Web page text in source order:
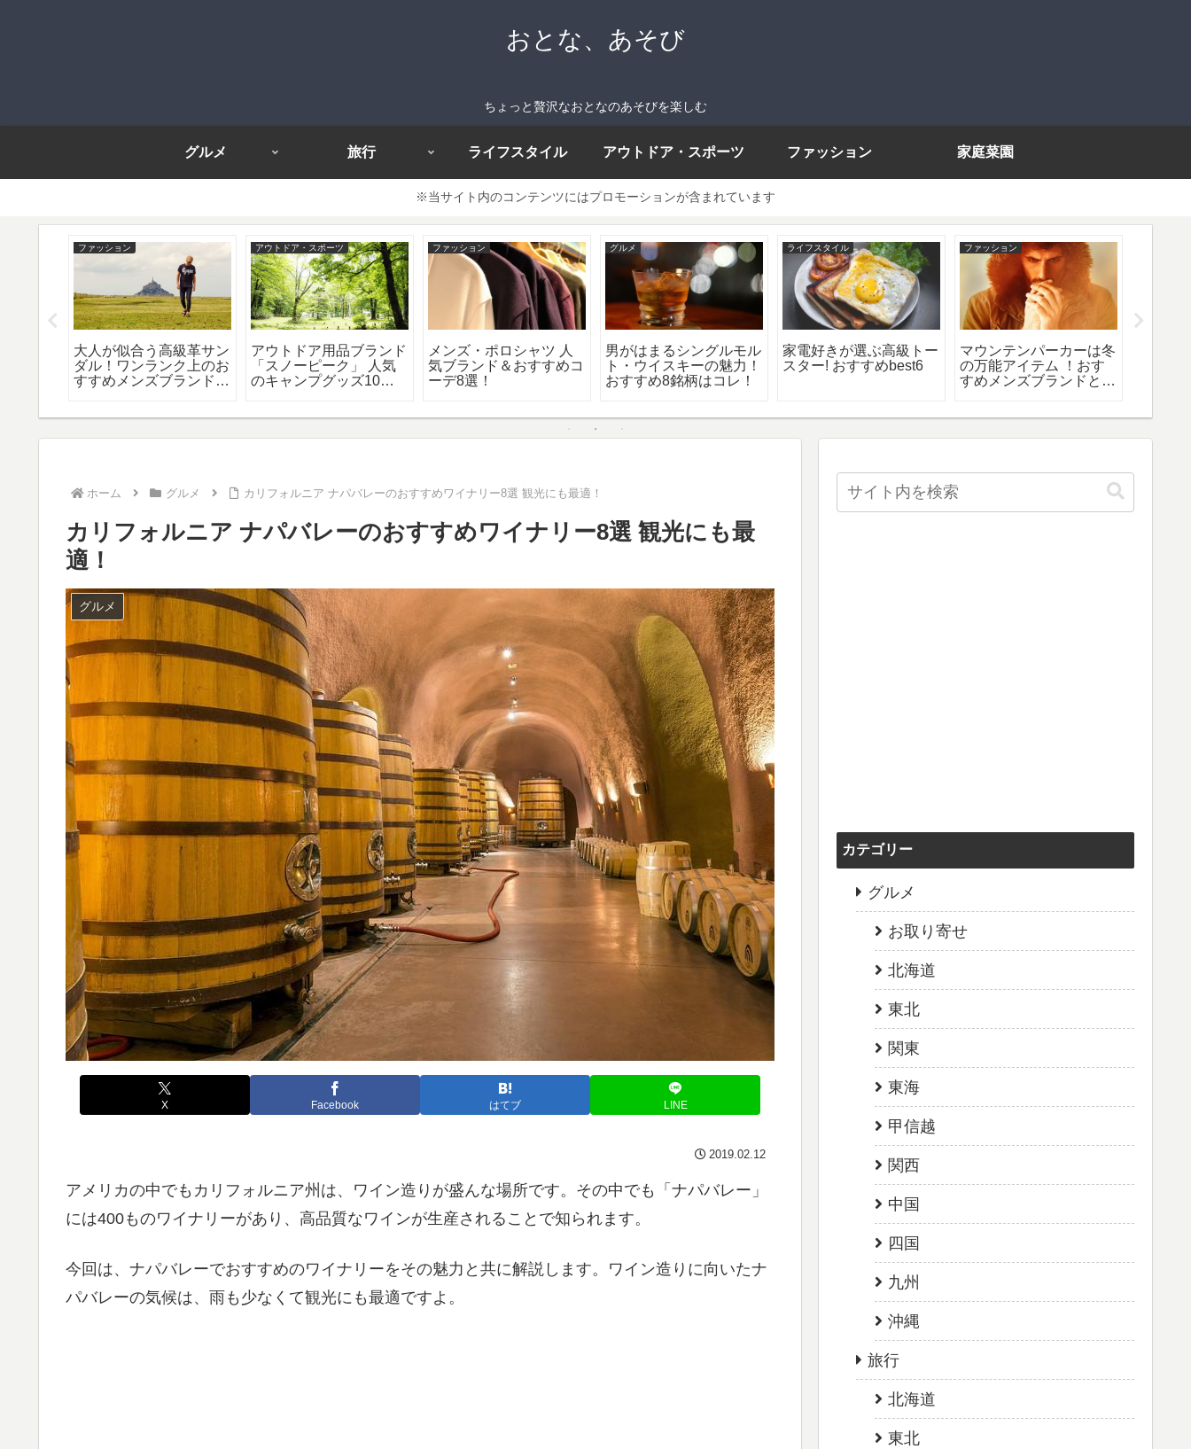
おとな、あそび
ちょっと贅沢なおとなのあそびを楽しむ
グルメ 旅行 ライフスタイル アウトドア・スポーツ ファッション 家庭菜園
※当サイト内のコンテンツにはプロモーションが含まれています
ファッション
大人が似合う高級革サン
ダル！ワンランク上のお
すすめメンズブランド8
アウトドア・スポーツ
アウトドア用品ブランド
「スノーピーク」 人気
のキャンプグッズ10
ファッション
メンズ・ポロシャツ 人
気ブランド＆おすすめコ
ーデ8選！
グルメ
男がはまるシングルモル
ト・ウイスキーの魅力！
おすすめ8銘柄はコレ！
ライフスタイル
家電好きが選ぶ高級トー
スター! おすすめbest6
ファッション
マウンテンパーカーは冬
の万能アイテム ！おす
すめメンズブランドと大
ホーム グルメ カリフォルニア ナパバレーのおすすめワイナリー8選 観光にも最適！
カリフォルニア ナパバレーのおすすめワイナリー8選 観光にも最
適！
グルメ
X Facebook はてブ LINE
2019.02.12
アメリカの中でもカリフォルニア州は、ワイン造りが盛んな場所です。その中でも「ナパバレー」
には400ものワイナリーがあり、高品質なワインが生産されることで知られます。
今回は、ナパバレーでおすすめのワイナリーをその魅力と共に解説します。ワイン造りに向いたナ
パバレーの気候は、雨も少なくて観光にも最適ですよ。
カテゴリー
グルメ
お取り寄せ
北海道
東北
関東
東海
甲信越
関西
中国
四国
九州
沖縄
旅行
北海道
東北